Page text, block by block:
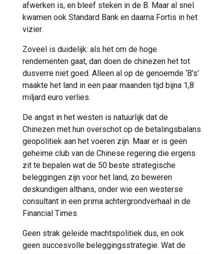
afwerken is, en bleef steken in de B. Maar al snel
kwamen ook Standard Bank en daarna Fortis in het
vizier.
Zoveel is duidelijk: als het om de hoge
rendementen gaat, dan doen de chinezen het tot
dusverre niet goed. Alleen al op de genoemde ‘B's'
maakte het land in een paar maanden tijd bijna 1,8
miljard euro verlies.
De angst in het westen is natuurlijk dat de
Chinezen met hun overschot op de betalingsbalans
geopolitiek aan het voeren zijn. Maar er is geen
geheime club van de Chinese regering die ergens
zit te bepalen wat de 50 beste strategische
beleggingen zijn voor het land, zo beweren
deskundigen althans, onder wie een westerse
consultant in een prima achtergrondverhaal in de
Financial Times.
Geen strak geleide machtspolitiek dus, en ook
geen succesvolle beleggingsstrategie. Wat de